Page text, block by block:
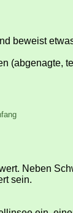
beweist
Neben
sein.